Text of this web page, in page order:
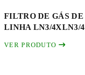
FILTRO DE GÁS DE
LINHA LN3/4XLN3/4
VER PRODUTO